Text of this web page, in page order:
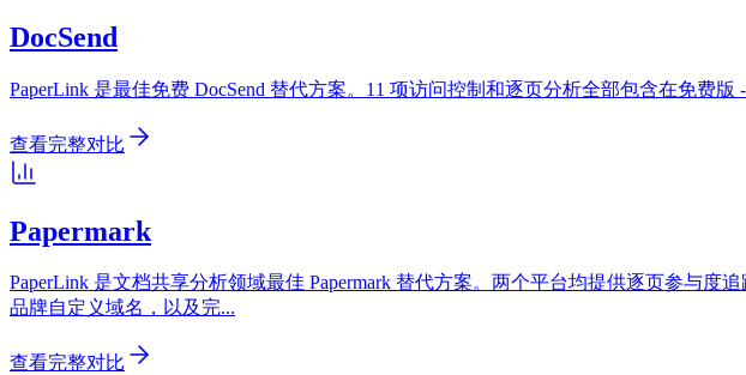
DocSend
PaperLink 是最佳免费 DocSend 替代方案。11 项访问控制和逐页分析全部包含在免费
查看完整对比
Papermark
PaperLink 是文档共享分析领域最佳 Papermark 替代方案。两个平台均提供逐页参与度
品牌自定义域名，以及完...
查看完整对比